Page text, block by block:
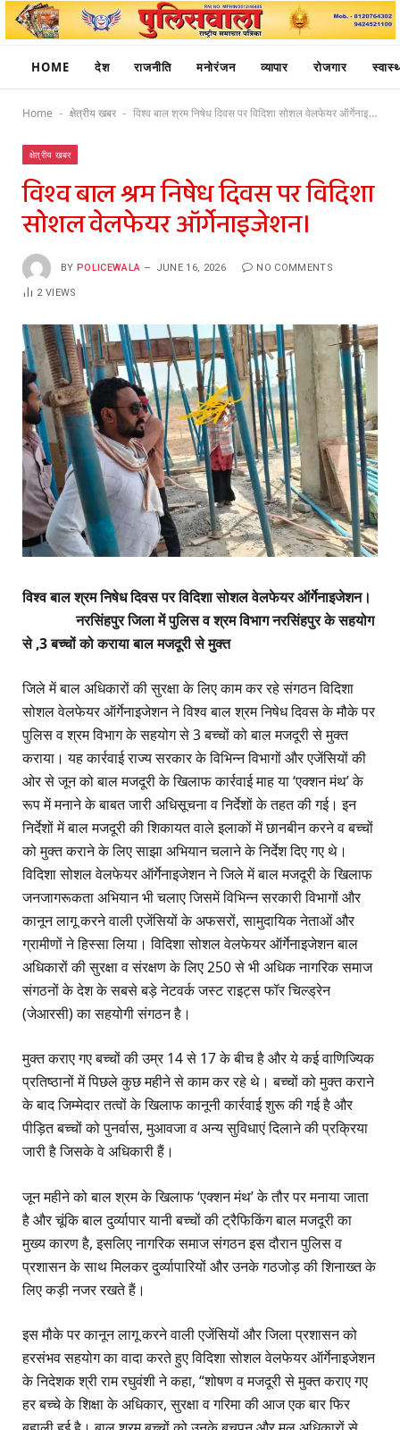
HOME देश राजनीति मनोरंजन व्यापार रोजगार
Home - क्षेत्रीय खबर - विश्व बाल श्रम निषेध दिवस पर विदिशा सोशल वेलफेयर ऑर्गेनाइजेशन।
क्षेत्रीय खबर
विश्व बाल श्रम निषेध दिवस पर विदिशा
सोशल वेलफेयर ऑर्गेनाइजेशन।
BY POLICEWALA JUNE 16, 2026 NO COMMENTS
2VIEWS
विश्व बाल श्रम निषेध दिवस पर विदिशा सोशल वेलफेयर ऑर्गेनाइजेशन।
नरसिंहपुर जिला में पुलिस व श्रम विभाग नरसिंहपुर के सहयोग
से ,3 बच्चों को कराया बाल मजदूरी से मुक्त
जिले में बाल अधिकारों की सुरक्षा के लिए काम कर रहे संगठन विदिशा
सोशल वेलफेयर ऑर्गेनाइजेशन ने विश्व बाल श्रम निषेध दिवस के मौके पर
पुलिस व श्रम विभाग के सहयोग से 3 बच्चों को बाल मजदूरी से मुक्त
कराया। यह कार्रवाई राज्य सरकार के विभिन्न विभागों और एजेंसियों की
ओर से जून को बाल मजदूरी के खिलाफ कार्रवाई माह या ‘एक्शन मंथ’ के
रूप में मनाने के बाबत जारी अधिसूचना व निर्देशों के तहत की गई। इन
निर्देशों में बाल मजदूरी की शिकायत वाले इलाकों में छानबीन करने व बच्चों
को मुक्त कराने के लिए साझा अभियान चलाने के निर्देश दिए गए थे।
विदिशा सोशल वेलफेयर ऑर्गेनाइजेशन ने जिले में बाल मजदूरी के खिलाफ
जनजागरूकता अभियान भी चलाए जिसमें विभिन्न सरकारी विभागों और
कानून लागू करने वाली एजेंसियों के अफसरों, सामुदायिक नेताओं और
ग्रामीणों ने हिस्सा लिया। विदिशा सोशल वेलफेयर ऑर्गेनाइजेशन बाल
अधिकारों की सुरक्षा व संरक्षण के लिए 250 से भी अधिक नागरिक समाज
संगठनों के देश के सबसे बड़े नेटवर्क जस्ट राइट्स फॉर चिल्ड्रेन
(जेआरसी) का सहयोगी संगठन है।
मुक्त कराए गए बच्चों की उम्र 14 से 17 के बीच है और ये कई वाणिज्यिक
प्रतिष्ठानों में पिछले कुछ महीने से काम कर रहे थे। बच्चों को मुक्त कराने
के बाद जिम्मेदार तत्वों के खिलाफ कानूनी कार्रवाई शुरू की गई है और
पीड़ित बच्चों को पुनर्वास, मुआवजा व अन्य सुविधाएं दिलाने की प्रक्रिया
जारी है जिसके वे अधिकारी हैं।
जून महीने को बाल श्रम के खिलाफ ‘एक्शन मंथ’ के तौर पर मनाया जाता
है और चूंकि बाल दुर्व्यापार यानी बच्चों की ट्रैफिकिंग बाल मजदूरी का
मुख्य कारण है, इसलिए नागरिक समाज संगठन इस दौरान पुलिस व
प्रशासन के साथ मिलकर दुर्व्यापारियों और उनके गठजोड़ की शिनाख्त के
लिए कड़ी नजर रखते हैं।
इस मौके पर कानून लागू करने वाली एजेंसियों और जिला प्रशासन को
हरसंभव सहयोग का वादा करते हुए विदिशा सोशल वेलफेयर ऑर्गेनाइजेशन
के निदेशक श्री राम रघुवंशी ने कहा, “शोषण व मजदूरी से मुक्त कराए गए
हर बच्चे के शिक्षा के अधिकार, सुरक्षा व गरिमा की आज एक बार फिर